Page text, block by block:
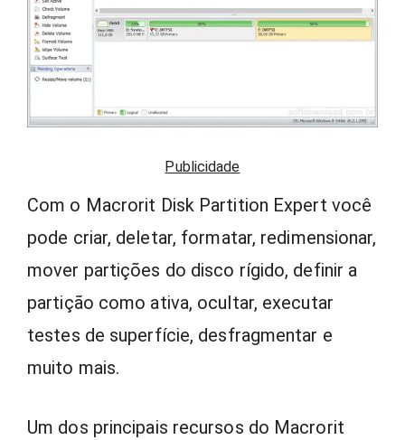
Publicidade
Com o Macrorit Disk Partition Expert você
pode criar, deletar, formatar, redimensionar,
mover partições do disco rígido, definir a
partição como ativa, ocultar, executar
testes de superfície, desfragmentar e
muito mais.
Um dos principais recursos do Macrorit